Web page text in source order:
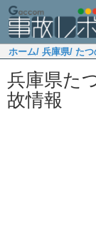
ホーム/ 兵庫県/ たつ
兵庫県た
故情報